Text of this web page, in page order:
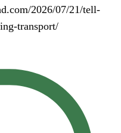
2026/07/21/tell-
transport/